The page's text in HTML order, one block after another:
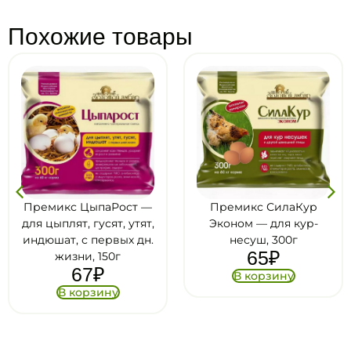
Похожие товары
—
утят,
дн.
Премикс СилаКур
Эконом — для кур-
несуш, 300г